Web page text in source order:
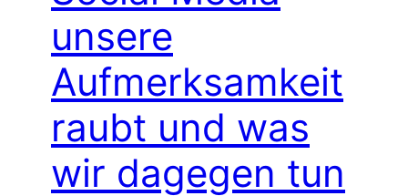
unsere
Aufmerksamkeit
raubt und was
wir dagegen tun